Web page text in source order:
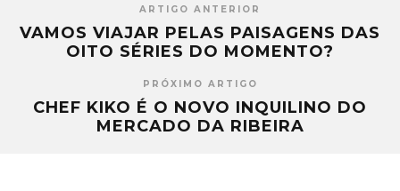
ARTIGO ANTERIOR
VAMOS VIAJAR PELAS PAISAGENS DAS
OITO SÉRIES DO MOMENTO?
PRÓXIMO ARTIGO
CHEF KIKO É O NOVO INQUILINO DO
MERCADO DA RIBEIRA